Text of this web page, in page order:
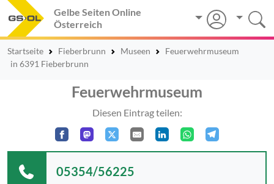
Gelbe Seiten Online
Österreich
Startseite Fieberbrunn Museen
Feuerwehrmuseum
in 6391 Fieberbrunn
Feuerwehrmuseum
Diesen Eintrag teilen:
05354/56225